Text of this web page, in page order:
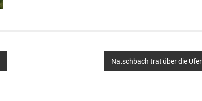
Natschbach trat über die Ufer